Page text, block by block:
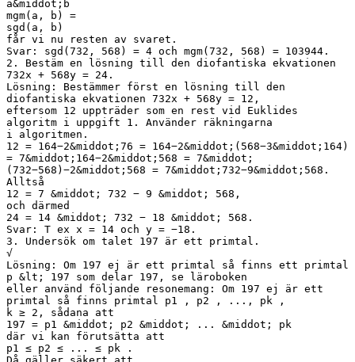
a&middot;b
mgm(a, b) =
sgd(a, b)
får vi nu resten av svaret.
Svar: sgd(732, 568) = 4 och mgm(732, 568) = 103944.
2. Bestäm en lösning till den diofantiska ekvationen
732x + 568y = 24.
Lösning: Bestämmer först en lösning till den
diofantiska ekvationen 732x + 568y = 12,
eftersom 12 uppträder som en rest vid Euklides
algoritm i uppgift 1. Använder räkningarna
i algoritmen.
12 = 164−2&middot;76 = 164−2&middot;(568−3&middot;164)
= 7&middot;164−2&middot;568 = 7&middot;
(732−568)−2&middot;568 = 7&middot;732−9&middot;568.
Alltså
12 = 7 &middot; 732 − 9 &middot; 568,
och därmed
24 = 14 &middot; 732 − 18 &middot; 568.
Svar: T ex x = 14 och y = −18.
3. Undersök om talet 197 är ett primtal.
√
Lösning: Om 197 ej är ett primtal så finns ett primtal
p &lt; 197 som delar 197, se läroboken
eller använd följande resonemang: Om 197 ej är ett
primtal så finns primtal p1 , p2 , ..., pk ,
k ≥ 2, sådana att
197 = p1 &middot; p2 &middot; ... &middot; pk
där vi kan förutsätta att
p1 ≤ p2 ≤ ... ≤ pk .